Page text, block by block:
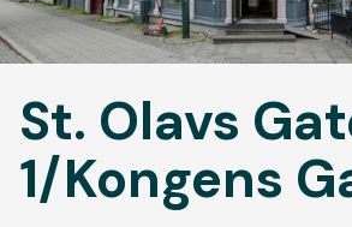
St. Olavs
1/Kongens